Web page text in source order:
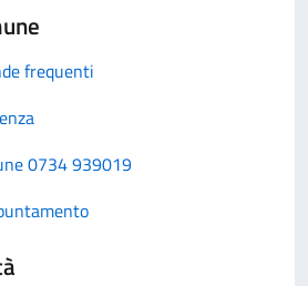
frequenti
0734 939019